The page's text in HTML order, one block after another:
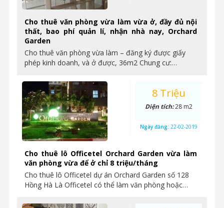
Cho thuê văn phòng vừa làm vừa ở, đầy đủ nội
thất, bao phí quản lí, nhận nhà nay, Orchard
Garden
Cho thuê văn phòng vừa làm – đăng ký được giấy
phép kinh doanh, và ở được, 36m2 Chung cư:…
Cho thuê lô Officetel Orchard Garden vừa làm
văn phòng vừa để ở chỉ 8 triệu/tháng
Cho thuê lô Officetel dự án Orchard Garden số 128
Hồng Hà Là Officetel có thể làm văn phòng hoặc…
8 Triệu
Diện tích:28 m2
Ngày đăng: 22-02-2019